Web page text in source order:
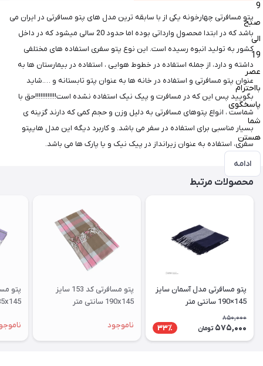
9
صبح
الی
19
عصر
بااحترام
پاسخگوی
شما
هستن
ادامه
پتو مسافرتی چهارخونه یکی از با سابقه ترین مدل های پتو مسافرتی در ایران می
باشد که در ابتدا محصول وارداتی بوده اما حدود 20 سالی میشود که در داخل
کشور به تولید انبوه رسیده است. این نوع پتو سفری استفاده های مختلفی
داشته و دارد، از جمله استفاده در خطوط هوایی ، استفاده در بیمارستان ها به
عنوان پتو مسافرتی و استفاده در خانه ها به عنوان پتو تابستانه و ….شاید
بگویید پس این که در مسافرت و پیک نیک استفاده نشده است!!!!!!!!!!!!حق با
شماست ، انواع پتوهای مسافرتی به دلیل وزن و حجم کمی که دارند گزینه ی
بسیار مناسبی برای استفاده در سفر می باشد. و کاربرد دیگه این مدل هایپتو
سفری، استفاده به عنوان زیرانداز در پیک نیک و یا پارک ها می باشد.
محصولات مرتبط
پتو مسافرتی مدل آسمان سایز
145×190 سانتی متر
850,000
575,000 تومان 33٪
پتو مسافرتی کد 153 سایز
190x145 سانتی متر
ناموجود
185x145 سانتی متر